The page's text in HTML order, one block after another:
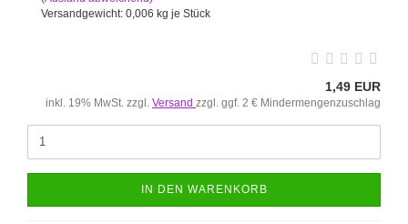
Versandgewicht: 0,006 kg je Stück
1,49 EUR
inkl. 19% MwSt. zzgl. Versand zzgl. ggf. 2 € Mindermengenzuschlag
IN DEN WARENKORB